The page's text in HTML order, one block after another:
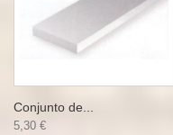
Conjunto de...
5,30 €